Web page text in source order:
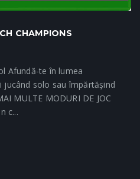
CHAMPIONS
Afundă-te în lumea
solo sau împărtășind
MULTE MODURI DE JOC
c...